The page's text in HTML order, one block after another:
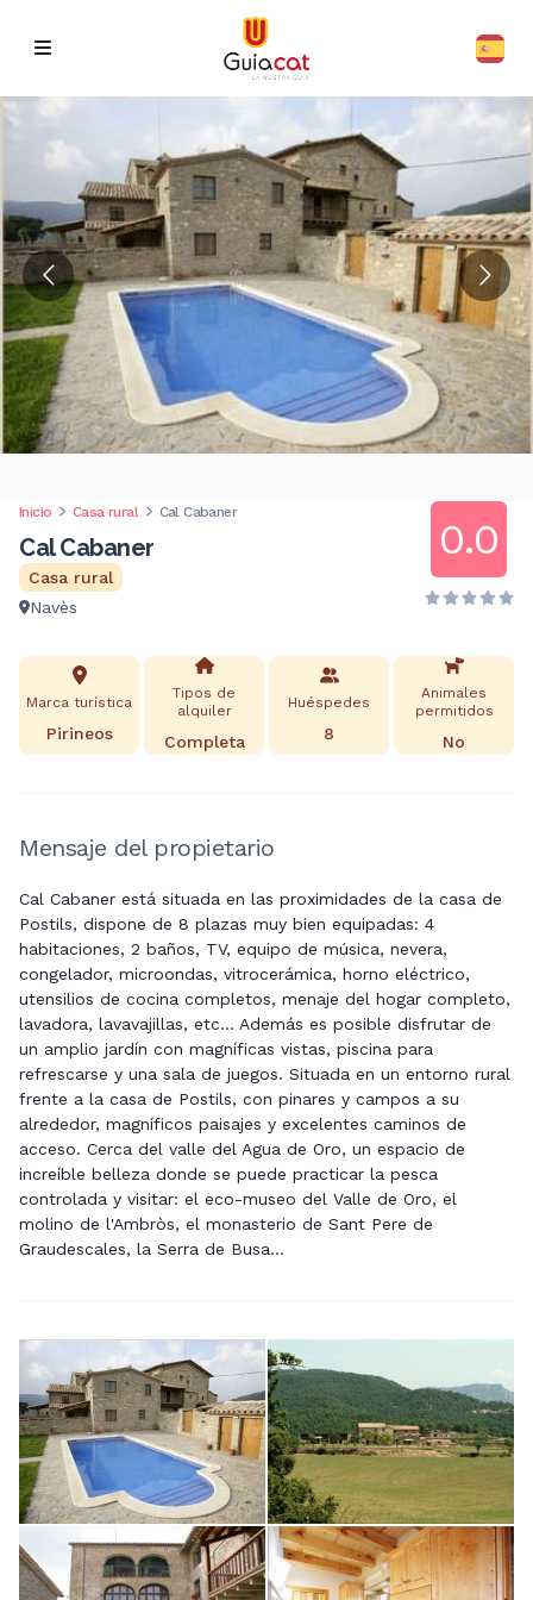
Inicio Casa rural Cal Cabaner
Cal Cabaner
Casa rural
Navès
0.0
Marca turística
Pirineos
Tipos de
alquiler
Completa
Huéspedes
8
Animales
permitidos
No
Mensaje del propietario
Cal Cabaner está situada en las proximidades de la casa de
Postils, dispone de 8 plazas muy bien equipadas: 4
habitaciones, 2 baños, TV, equipo de música, nevera,
congelador, microondas, vitrocerámica, horno eléctrico,
utensilios de cocina completos, menaje del hogar completo,
lavadora, lavavajillas, etc... Además es posible disfrutar de
un amplio jardín con magníficas vistas, piscina para
refrescarse y una sala de juegos. Situada en un entorno rural
frente a la casa de Postils, con pinares y campos a su
alrededor, magníficos paisajes y excelentes caminos de
acceso. Cerca del valle del Agua de Oro, un espacio de
increíble belleza donde se puede practicar la pesca
controlada y visitar: el eco-museo del Valle de Oro, el
molino de l'Ambròs, el monasterio de Sant Pere de
Graudescales, la Serra de Busa...